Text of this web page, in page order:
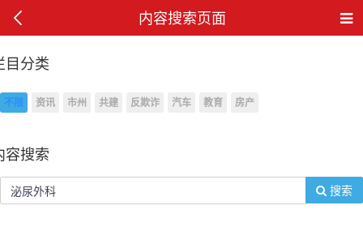
内容搜索页面
目分类
不限 资讯 市州 共建 反欺诈 汽车 教育 房产
容搜索
搜索